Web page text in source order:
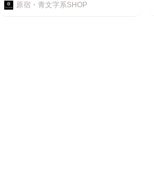
原宿・青文字系SHOP